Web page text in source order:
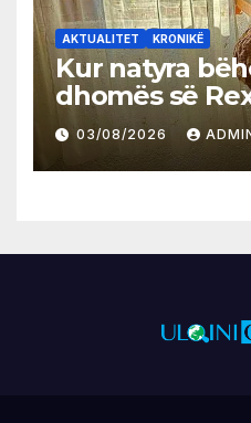
AKTUALITET KRONIKË
Kur natyra
dhomës së
03/08/2026